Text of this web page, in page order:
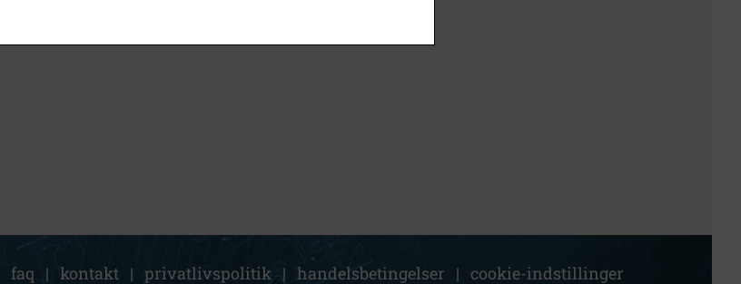
faq | kontakt | privatlivspolitik | handelsbetingelser | cookie-indstillinger